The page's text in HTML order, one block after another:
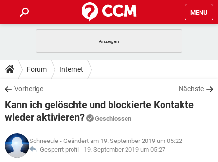
MENU
ANDROID
WINDOWS 10
WHATSAPP TIKTOK
FACEBOOK HARDWARE
TIPPS & TRICKS
SPIELE
WINDOWS 10
FACEBOOK HARDWARE
DOWNLOADS
SPIELE STREAMING
ANDROID IOS
WINDOWS 10 INSTAGRAM
WHATSAPP
FORUM
ANDROID IOS
LEXIKON
SPIELE
Forum Internet
Vorherige Nächste
Kann ich gelöschte und blockierte Kontakte
wieder aktivieren?
Geschlossen
Schneeule - Geändert am 19. September 2019 um 05:22
Gesperrt profil - 19. September 2019 um 05:27